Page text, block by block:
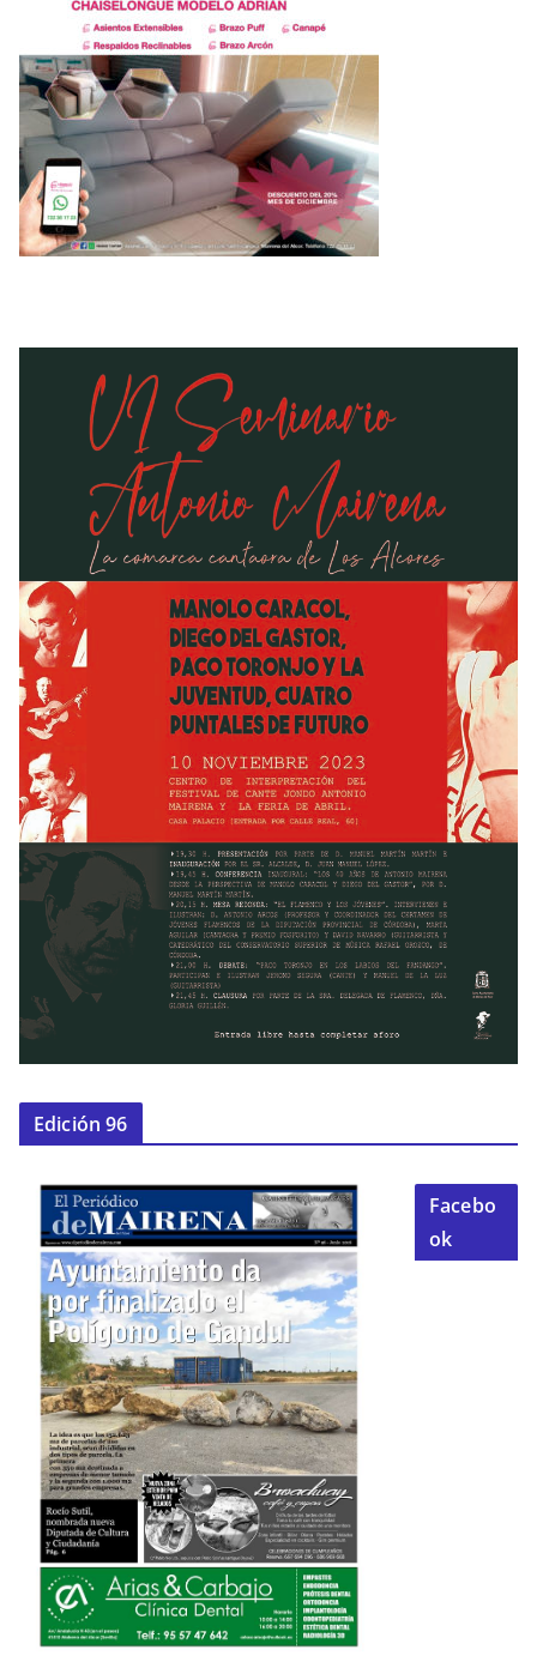
Edición 96
Facebo
ok